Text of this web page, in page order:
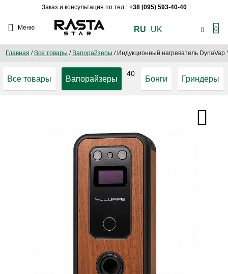
Заказ и консультация по тел.: +38 (095) 593-40-40
Меню RU UK 0
Главная / Все товары / Вапорайзеры / Индукционный нагреватель DynaVap
Все товары Вапорайзеры
40
Бонги Гриндеры